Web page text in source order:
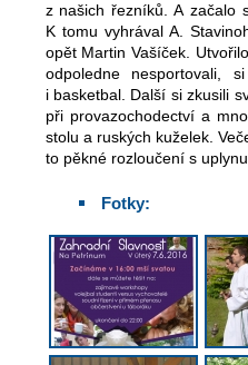
z našich řezníků. A začalo
K tomu vyhrával A.
opět Martin Vašíček.
odpoledne nesportovali,
i basketbal. Další si zkusili
při provazochodectví a
stolu a ruských kuželek.
to pěkné rozloučení s
Fotky: